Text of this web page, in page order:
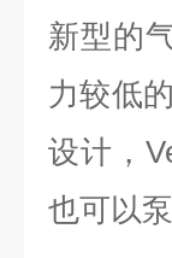
新型的
力较低
设计，
也可以